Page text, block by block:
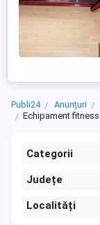
Publi24 Anunțuri
Echipament fitness
Categorii
Județe
Localități